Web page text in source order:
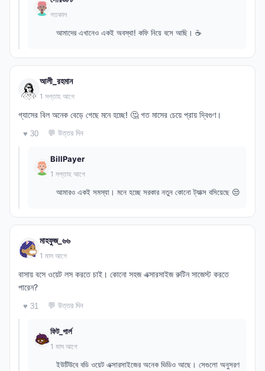
গতকাল
আমাদের এখানেও একই অবস্থা! কফি নিয়ে বসে আছি। ☕
আলী_রহমান
1 সপ্তাহ আগে
গ্যাসের বিল অনেক বেড়ে গেছে মনে হচ্ছে! 🤔 গত মাসের চেয়ে প্রায় দ্বিগুণ।
♥ 30 💬 উত্তর দিন
BillPayer
1 সপ্তাহ আগে
আমারও একই সমস্যা। মনে হচ্ছে সরকার নতুন কোনো ট্যাক্স বসিয়েছে 😒
মাহফুজ_৬৬
1 মাস আগে
বাসায় বসে ওয়েট লস করতে চাই। কোনো সহজ এক্সারসাইজ রুটিন সাজেস্ট করতে
পারেন?
♥ 31 💬 উত্তর দিন
ফিট_গার্ল
1 মাস আগে
ইউটিউবে বডি ওয়েট এক্সারসাইজের অনেক ভিডিও আছে। সেগুলো অনুসরণ